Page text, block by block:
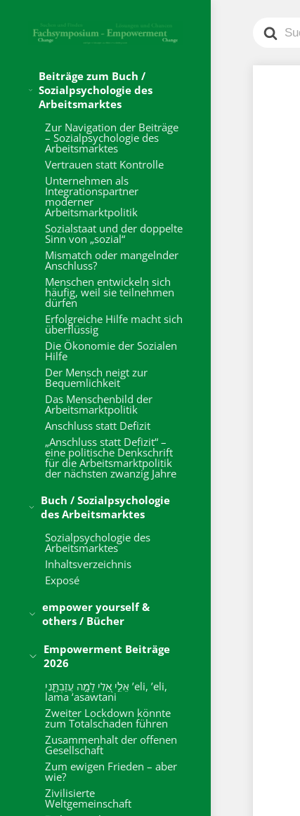
Beiträge zum Buch /
Sozialpsychologie des
Arbeitsmarktes
Zur Navigation der Beiträge
– Sozialpsychologie des
Arbeitsmarktes
Vertrauen statt Kontrolle
Unternehmen als
Integrationspartner
moderner
Arbeitsmarktpolitik
Sozialstaat und der doppelte
Sinn von „sozial“
Mismatch oder mangelnder
Anschluss?
Menschen entwickeln sich
häufig, weil sie teilnehmen
dürfen
Erfolgreiche Hilfe macht sich
überflüssig
Die Ökonomie der Sozialen
Hilfe
Der Mensch neigt zur
Bequemlichkeit
Das Menschenbild der
Arbeitsmarktpolitik
Anschluss statt Defizit
„Anschluss statt Defizit“ –
eine politische Denkschrift
für die Arbeitsmarktpolitik
der nächsten zwanzig Jahre
Buch / Sozialpsychologie
des Arbeitsmarktes
Sozialpsychologie des
Arbeitsmarktes
Inhaltsverzeichnis
Exposé
empower yourself &
others / Bücher
Empowerment Beiträge
2026
אֵלִ֣י אֵ֭לִי לָמָ֣ה עֲזַבְתָּ֑נִי ’eli, ’eli,
lama ‘asawtani
Zweiter Lockdown könnte
zum Totalschaden führen
Zusammenhalt der offenen
Gesellschaft
Zum ewigen Frieden – aber
wie?
Zivilisierte
Weltgemeinschaft
Search
For